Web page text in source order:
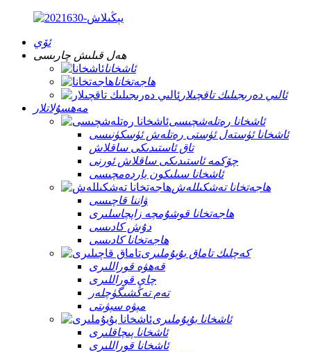
ئۆي
ھەل قىلىش چارىسى
ئاشخانا
ھاجەتخانا
ئالىي دەرىجىلىك تاقچىلار
مەھسۇلاتلار
ئاشخانا رەتلەشچىسى
ئاشخانا ئۈستەل ئۈستى رەتلەش ئۈسكۈنىسى
تاق ئاستىدىكى ساقلاش
چۆكمە ئاستىدىكى ساقلاش ئورنى
ئاشخانا سىلىكون ياردەمچىسى
ھاجەتخانا تەشكىللەش
ۋاننا قاچىسى
ھاجەتخانا قوشۇمچە زاپچاسلىرى
دۇش كادىسى
ھاجەتخانا كادىسى
كەچلىك تاماق بۇيۇملىرى
قەھۋە قوراللىرى
چاي قوراللىرى
تەم تەڭشىگۈچلەر
مېۋە سېۋىتى
ئاشخانا بۇيۇملىرى
ئاشخانا پىچاقلىرى
ئاشخانا قوراللىرى